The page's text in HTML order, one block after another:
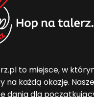
to miejsce, w
na każdą okazję.
dania dla